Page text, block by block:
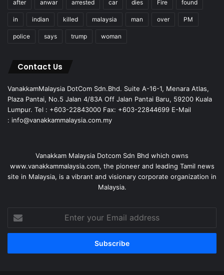
after anwar arrested car dies Fire found
in indian killed malaysia man over PM
police says trump woman
Contact Us
VanakkamMalaysia DotCom Sdn.Bhd. Suite A-16-1, Menara Atlas,
Plaza Pantai, No.5 Jalan 4/83A Off Jalan Pantai Baru, 59200 Kuala
Lumpur. Tel : +603-22843000 Fax: +603-22844699 E-Mail
: info@vanakkammalaysia.com.my
Vanakkam Malaysia Dotcom Sdn Bhd which owns
www.vanakkammalaysia.com, the pioneer and leading Tamil news
site in Malaysia, is a vibrant and visionary corporate organization in
Malaysia.
your
Email